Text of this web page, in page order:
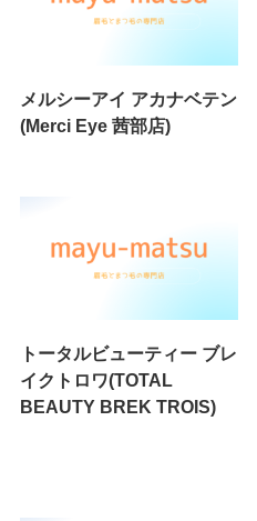
メルシーアイ アカナベテン
(Merci Eye 茜部店)
トータルビューティー ブレ
イクトロワ(TOTAL
BEAUTY BREK TROIS)